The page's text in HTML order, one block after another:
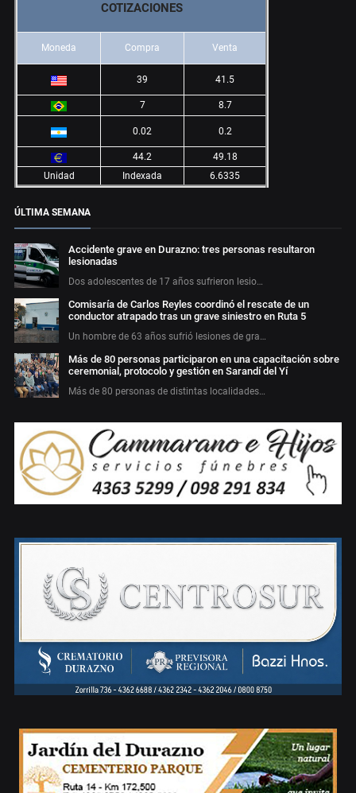
COTIZACIONES
Moneda Compra Venta
39 41.5
7 8.7
0.02 0.2
44.2
49.18
Unidad
Indexada 6.6335
ÚLTIMA SEMANA
Accidente grave en Durazno: tres personas resultaron
lesionadas
Dos adolescentes de 17 años sufrieron lesio…
Comisaría de Carlos Reyles coordinó el rescate de un
conductor atrapado tras un grave siniestro en Ruta 5
Un hombre de 63 años sufrió lesiones de gra…
Más de 80 personas participaron en una capacitación sobre
ceremonial, protocolo y gestión en Sarandí del Yí
Más de 80 personas de distintas localidades…